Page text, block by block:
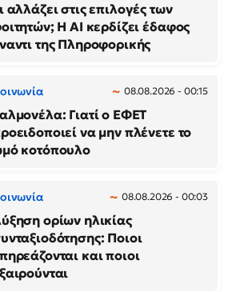
αλλάζει στις επιλογές των
Η AI κερδίζει έδαφος
της Πληροφορικής
08.08.2026 - 00:15
Γιατί ο ΕΦΕΤ
να μην πλένετε το
κοτόπουλο
08.08.2026 - 00:03
ορίων ηλικίας
Ποιοι
και ποιοι